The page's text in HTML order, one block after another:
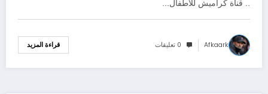
.. قناة كراميش للأطفال…
Afkaark 0 تعليقات قراءة المزيد